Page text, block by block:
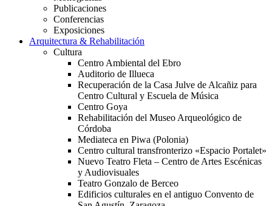
Publicaciones
Conferencias
Exposiciones
Arquitectura & Rehabilitación
Cultura
Centro Ambiental del Ebro
Auditorio de Illueca
Recuperación de la Casa Julve de Alcañiz para
Centro Cultural y Escuela de Música
Centro Goya
Rehabilitación del Museo Arqueológico de
Córdoba
Mediateca en Piwa (Polonia)
Centro cultural transfronterizo «Espacio Portalet»
Nuevo Teatro Fleta – Centro de Artes Escénicas
y Audiovisuales
Teatro Gonzalo de Berceo
Edificios culturales en el antiguo Convento de